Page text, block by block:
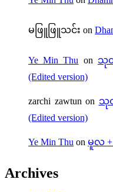
မဖြူဖြူသင်း on
Ye Min Thu on သုတ
(Edited version)
zarchi zawtun on သုတ
(Edited version)
Ye Min Thu on မူလ
Archives